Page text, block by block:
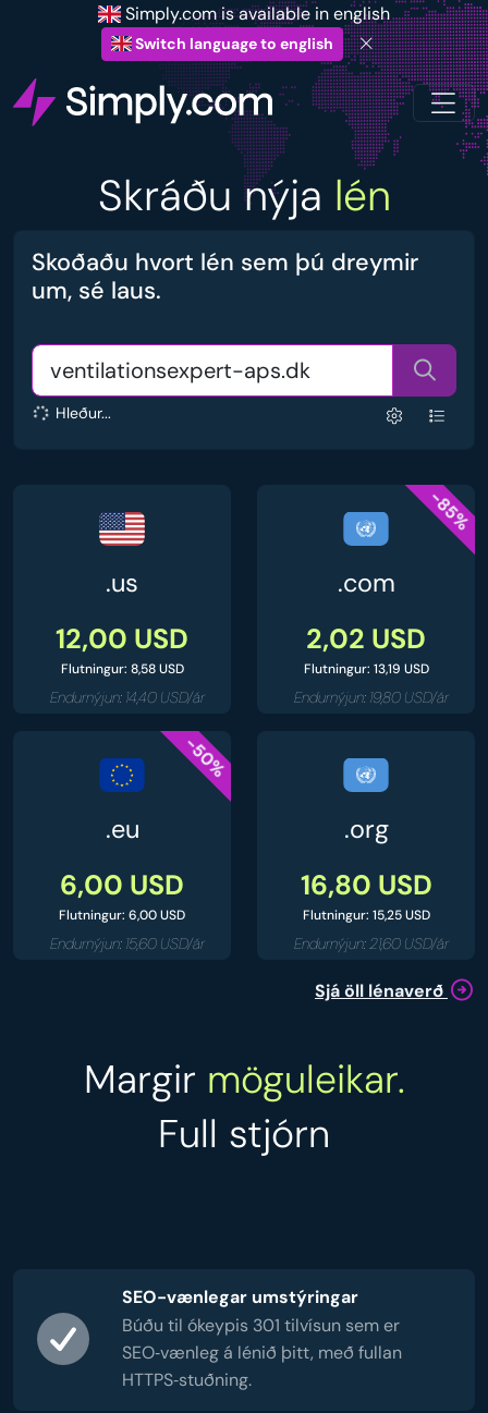
Simply.com is available in english
Switch language to english
Skráðu nýja lén
Skoðaðu hvort lén sem þú dreymir
um, sé laus.
Hleður...
.us
12,00 USD
Flutningur: 8,58 USD
Endurnýjun: 14,40 USD/ár
-85%
.com
2,02 USD
Flutningur: 13,19 USD
Endurnýjun: 19,80 USD/ár
-50%
.eu
6,00 USD
Flutningur: 6,00 USD
Endurnýjun: 15,60 USD/ár
.org
16,80 USD
Flutningur: 15,25 USD
Endurnýjun: 21,60 USD/ár
Sjá öll lénaverð
Margir möguleikar.
Full stjórn
SEO-vænlegar umstýringar
Búðu til ókeypis 301 tilvísun sem er
SEO‑vænleg á lénið þitt, með fullan
HTTPS‑stuðning.